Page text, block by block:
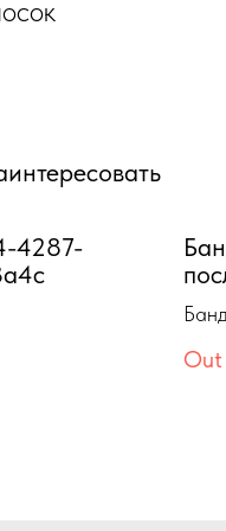
4287-
3